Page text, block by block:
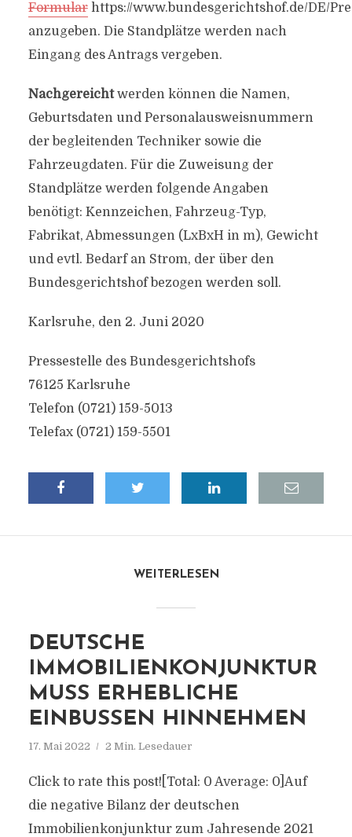
Formularhttps://www.bundesgerichtshof.de/DE/
anzugeben. Die Standplätze werden nach
Eingang des Antrags vergeben.
Nachgereichtwerden können die Namen,
Geburtsdaten und Personalausweisnummern
der begleitenden Techniker sowie die
Fahrzeugdaten. Für die Zuweisung der
Standplätze werden folgende Angaben
benötigt: Kennzeichen, Fahrzeug-Typ,
Fabrikat, Abmessungen (LxBxH in m), Gewicht
und evtl. Bedarf an Strom, der über den
Bundesgerichtshof bezogen werden soll.
Karlsruhe, den 2. Juni 2020
Pressestelle des Bundesgerichtshofs
76125 Karlsruhe
Telefon (0721) 159-5013
Telefax (0721) 159-5501
WEITERLESEN
DEUTSCHE
IMMOBILIENKONJUNKTUR
MUSS ERHEBLICHE
EINBUSSEN HINNEHMEN
17. Mai 2022 2 Min. Lesedauer
Click to rate this post![Total: 0 Average: 0]Auf
die negative Bilanz der deutschen
Immobilienkonjunktur zum Jahresende 2021